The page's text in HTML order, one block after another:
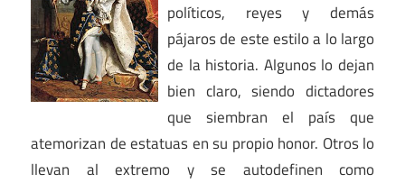
políticos, reyes y demás
pájaros de este estilo a lo largo
de la historia. Algunos lo dejan
bien claro, siendo dictadores
que siembran el país que
atemorizan de estatuas en su propio honor. Otros lo
llevan al extremo y se autodefinen como